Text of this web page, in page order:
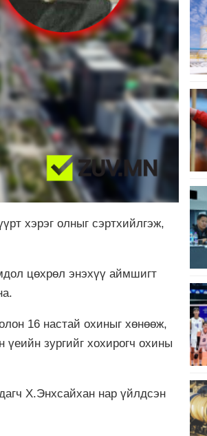
хэрэг олныг сэртхийлгэж,
цөхрөл энэхүү аймшигт
16 настай охиныг хөнөөж,
зургийг хохирогч охины
Х.Энхсайхан нар үйлдсэн